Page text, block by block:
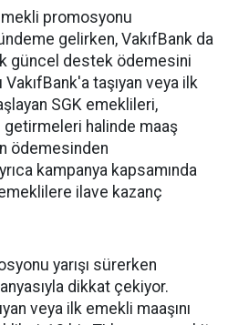
promosyonu
gelirken, VakıfBank da
güncel destek ödemesini
VakıfBank'a taşıyan veya ilk
SGK emeklileri,
getirmeleri halinde maaş
ödemesinden
kampanya kapsamında
ilave kazanç
yarışı sürerken
dikkat çekiyor.
veya ilk emekli maaşını